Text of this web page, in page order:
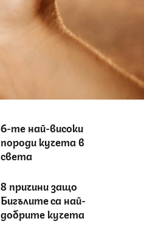
6-те най-високи
породи кучета в
света
8 причини защо
Бигълите са най-
добрите кучета